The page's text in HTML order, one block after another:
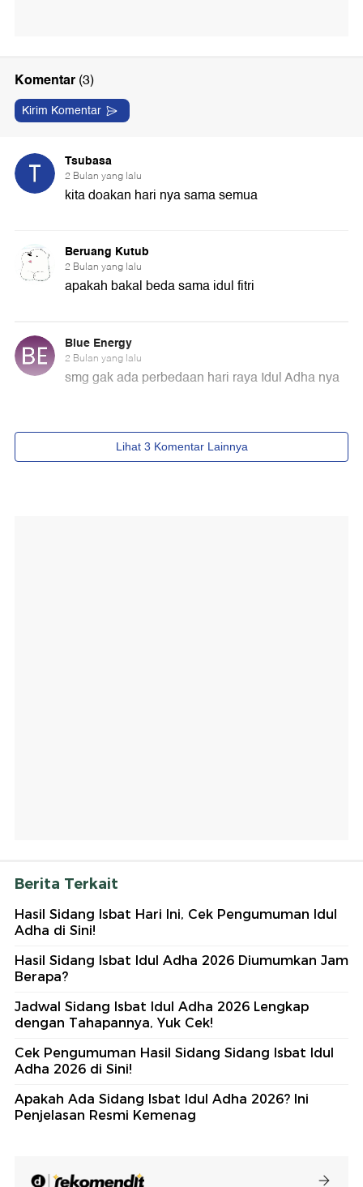
Berita Terkait
Hasil Sidang Isbat Hari Ini, Cek Pengumuman Idul
Adha di Sini!
Hasil Sidang Isbat Idul Adha 2026 Diumumkan Jam
Berapa?
Jadwal Sidang Isbat Idul Adha 2026 Lengkap
dengan Tahapannya, Yuk Cek!
Cek Pengumuman Hasil Sidang Sidang Isbat Idul
Adha 2026 di Sini!
Apakah Ada Sidang Isbat Idul Adha 2026? Ini
Penjelasan Resmi Kemenag